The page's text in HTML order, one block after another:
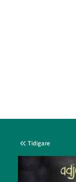
Tidigare